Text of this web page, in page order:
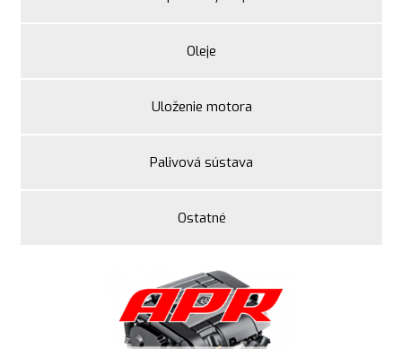
Oleje
Uloženie motora
Palivová sústava
Ostatné